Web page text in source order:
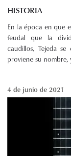
HISTORIA
En la época en que
feudal que la
caudillos, Tejeda
proviene su nombre,
4 de junio de 2021